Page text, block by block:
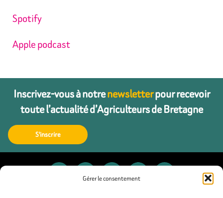
Gérer le consentement
Spotify
Apple podcast
Inscrivez-vous à notrenewsletterpour recevoir
toute l’actualité d’Agriculteurs de Bretagne
S'inscrire